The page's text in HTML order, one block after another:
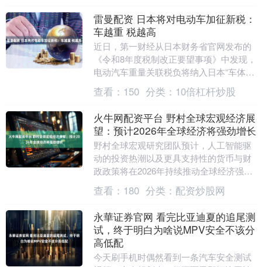
雷曼配资 日本将对电动车加征新税：
车越重 税越高
近日，第一财经从日本财务省官网发布的
《令和8年度税制改正要望事项》中发现，
电动汽车重量关联税负将纳入日本“车体课
税绿色化”改革。2028年5月，日本将对私
人购买....
查看： 150 分类： 10倍杠杆炒股
火牛网配资平台 野村全球宏观经济展
望：预计2026年全球经济将强劲增长
野村全球宏观研究团队预计，人工智能驱
动的投资热潮以及更具支持性的货币与财
政政策将在2026年持续推动全球经济强劲
增长。 野村表示，预计在美国全新更偏鸽
派的领导层....
查看： 180 分类： 配资炒股网
永華证券官网 看完比亚迪夏的追尾测
试，终于明白为啥说MPV安全不该分
高低配
今天刷手机时偶然看到一条汽车安全测试